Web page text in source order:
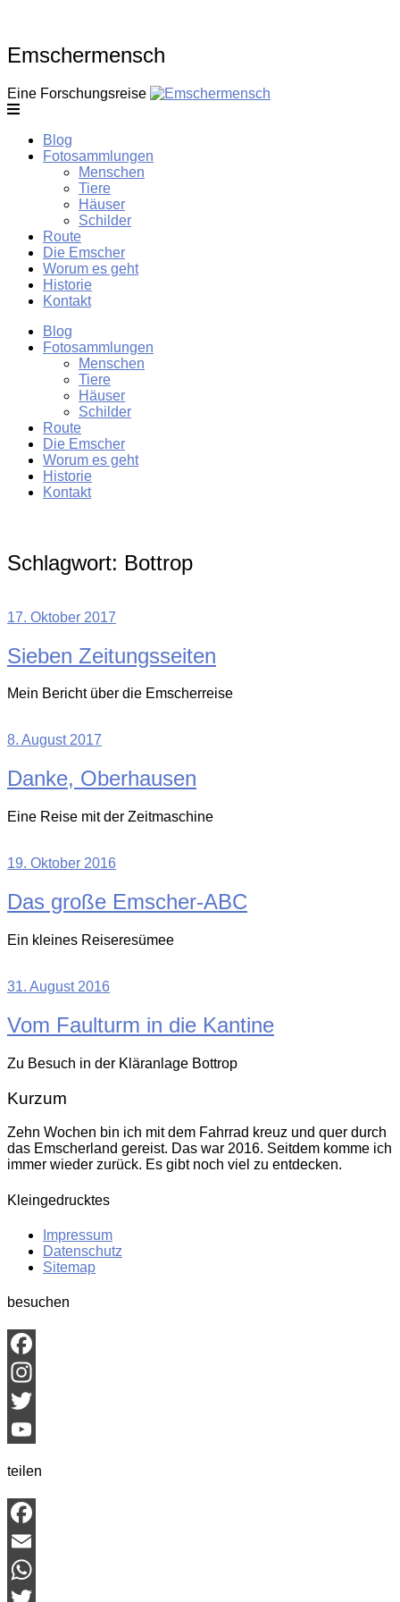
content
Emschermensch
Eine Forschungsreise
Blog
Fotosammlungen
Menschen
Tiere
Häuser
Schilder
Route
Die Emscher
Worum es geht
Historie
Kontakt
Blog
Fotosammlungen
Menschen
Tiere
Häuser
Schilder
Route
Die Emscher
Worum es geht
Historie
Kontakt
Schlagwort: Bottrop
17. Oktober 2017
Sieben Zeitungsseiten
Mein Bericht über die Emscherreise
8. August 2017
Danke, Oberhausen
Eine Reise mit der Zeitmaschine
19. Oktober 2016
Das große Emscher-ABC
Ein kleines Reiseresümee
31. August 2016
Vom Faulturm in die Kantine
Zu Besuch in der Kläranlage Bottrop
Kurzum
Zehn Wochen bin ich mit dem Fahrrad kreuz und quer durch
das Emscherland gereist. Das war 2016. Seitdem komme ich
immer wieder zurück. Es gibt noch viel zu entdecken.
Kleingedrucktes
Impressum
Datenschutz
Sitemap
besuchen
Facebook
Instagram
Twitter
teilen
Facebook
Email
WhatsApp